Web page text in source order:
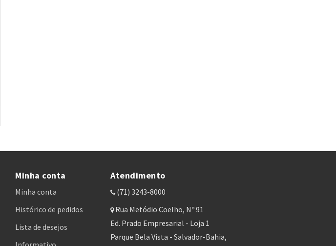
Minha conta
Minha conta
Histórico de pedidos
Lista de desejos
Atendimento
(71) 3243-8000
Rua Metódio Coelho, Nº 91
Ed. Prado Empresarial - Loja 1
Parque Bela Vista - Salvador-Bahia,